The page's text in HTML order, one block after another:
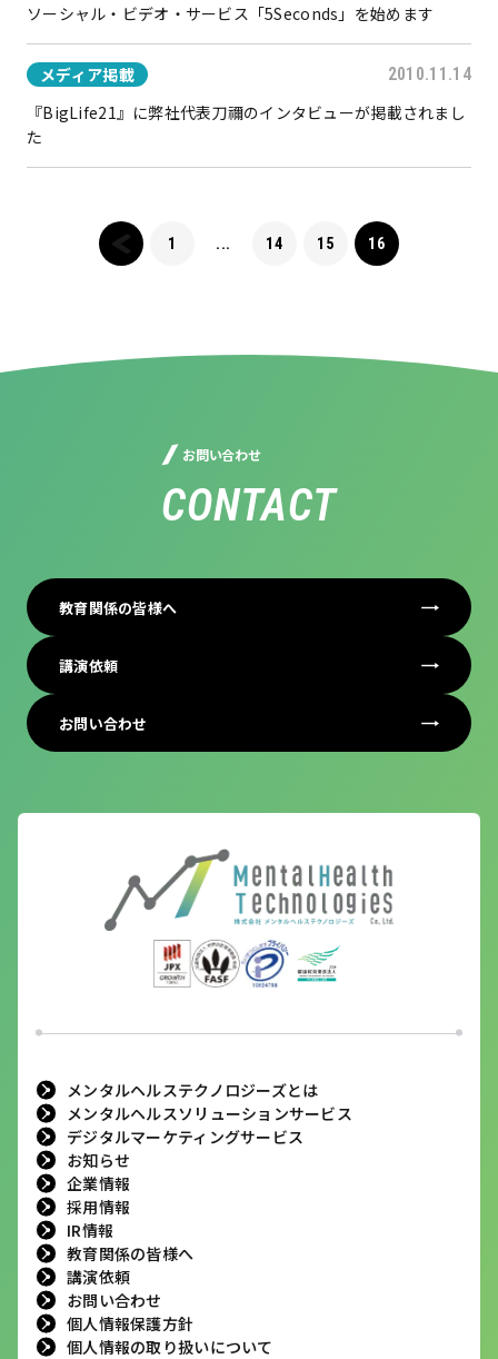
ソーシャル・ビデオ・サービス「5Seconds」を始めます
メディア掲載 2010.11.14
『BigLife21』に弊社代表刀禰のインタビューが掲載されまし
た
1 ... 14 15 16
お問い合わせ
CONTACT
教育関係の皆様へ
講演依頼
お問い合わせ
メンタルヘルステクノロジーズとは
メンタルヘルスソリューションサービス
デジタルマーケティングサービス
お知らせ
企業情報
採用情報
IR情報
教育関係の皆様へ
講演依頼
お問い合わせ
個人情報保護方針
個人情報の取り扱いについて